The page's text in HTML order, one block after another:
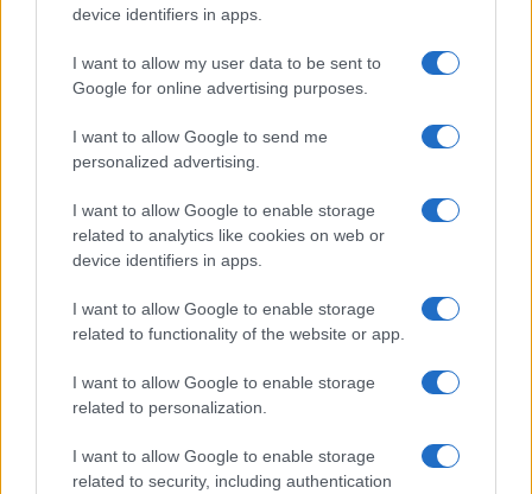
device identifiers in apps.
I want to allow my user data to be sent to
Google for online advertising purposes.
I want to allow Google to send me
personalized advertising.
I want to allow Google to enable storage
related to analytics like cookies on web or
device identifiers in apps.
I want to allow Google to enable storage
related to functionality of the website or app.
I want to allow Google to enable storage
related to personalization.
I want to allow Google to enable storage
related to security, including authentication
ΚΟΙΝΩΝΊΑ